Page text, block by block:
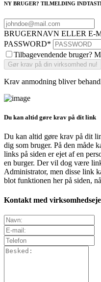
NY BRUGER? TILMELDING
BRUGERNAVN ELLER E-
PASSWORD*
Tilbagevendende bruger?
Krav anmodning bliver
Du kan altid gøre krav på dit link
Du kan altid gøre krav på dit
dig som bruger. På den måde
links på siden er ejet af en
en burger. Der vil dog være
Administrator, men disse link
blot funktionen her på siden,
Kontakt med